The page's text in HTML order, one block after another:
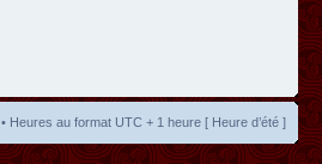
• Heures au format UTC + 1 heure [ Heure d’été ]